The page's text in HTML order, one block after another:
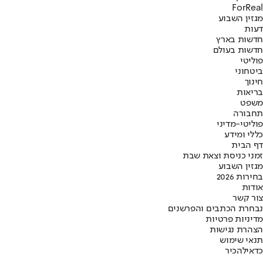
ForReal
מגזין השבוע
דעות
חדשות בארץ
חדשות בעולם
פוליטי
ביטחוני
חינוך
בריאות
משפט
תחבורה
פוליטי-מדיני
כללי ומידע
דף הבית
זמני כניסת וצאת שבת
מגזין השבוע
בחירות 2026
אודות
צור קשר
נבחרת הכתבים והפרשנים
מדיניות פרטיות
הצהרת נגישות
תנאי שימוש
כדאילהכיר